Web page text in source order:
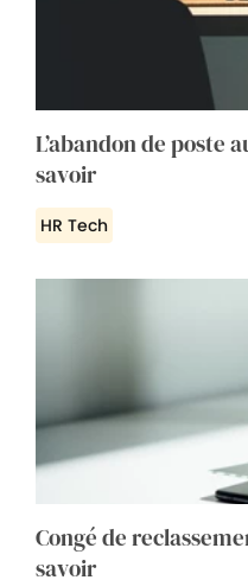
L’abandon de poste
savoir
HR Tech
Congé de
savoir